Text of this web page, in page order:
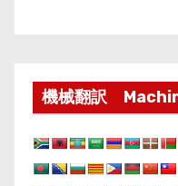
機械翻訳